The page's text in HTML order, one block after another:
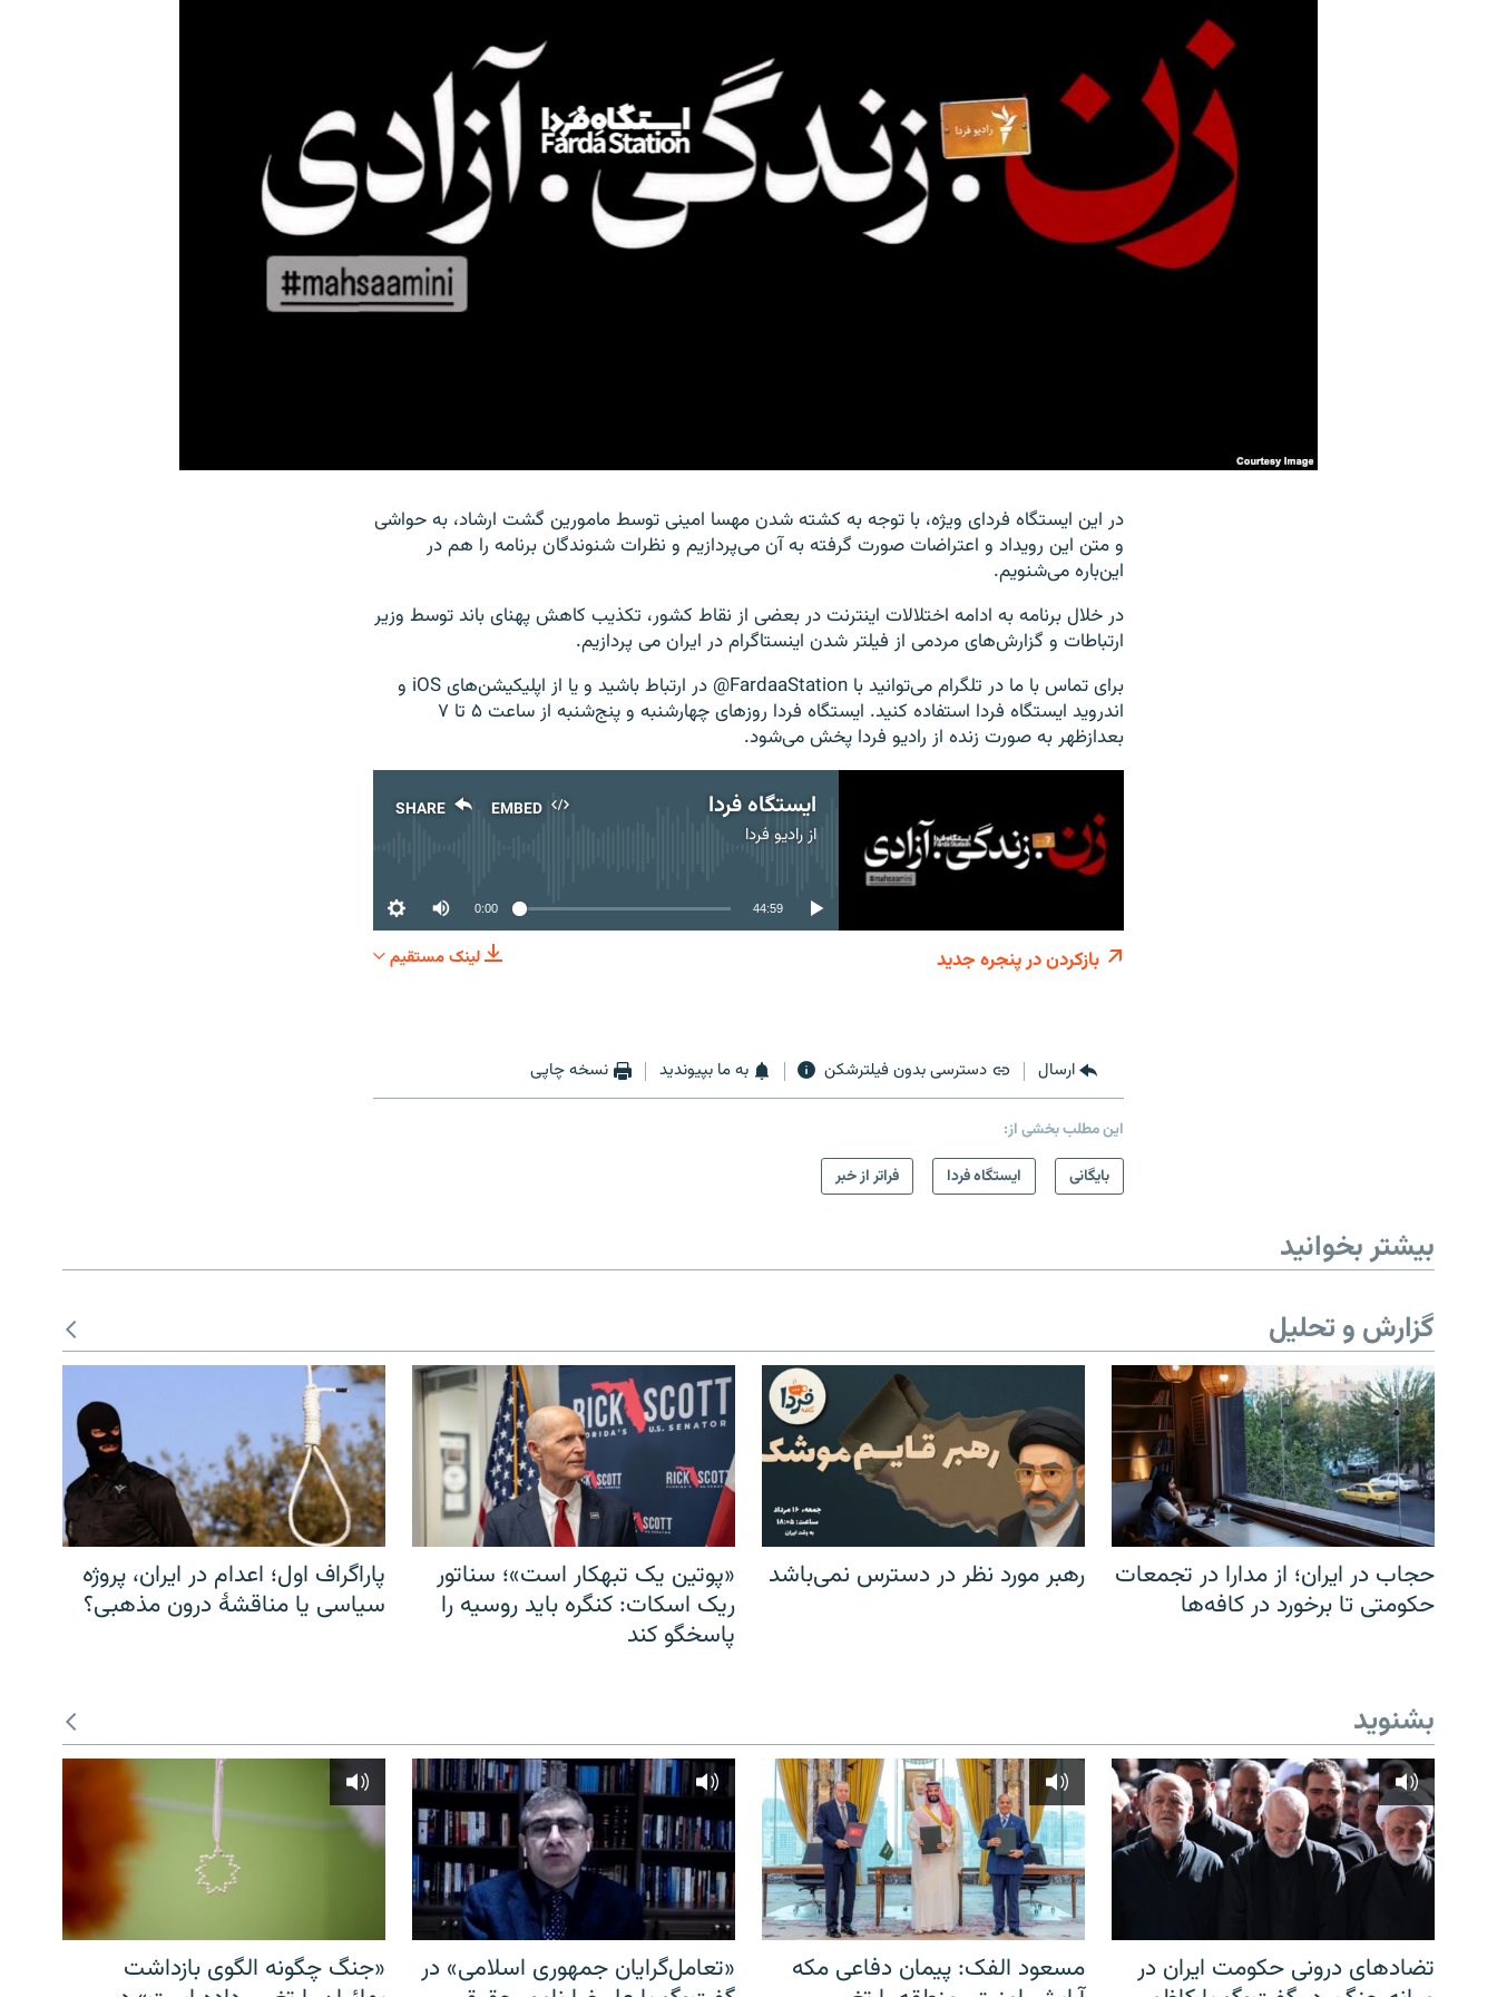
در این ایستگاه فردای ویژه، با توجه به کشته شدن مهسا امینی توسط مامورین گشت ارشاد، به حواشی
و متن این رویداد و اعتراضات صورت گرفته به آن می‌پردازیم و نظرات شنوندگان برنامه را هم در
این‌باره می‌شنویم.
در خلال برنامه به ادامه اختلالات اینترنت در بعضی از نقاط کشور، تکذیب کاهش پهنای باند توسط وزیر
ارتباطات و گزارش‌های مردمی از فیلتر شدن اینستاگرام در ایران می پردازیم.
برای تماس با ما در تلگرام می‌توانید با FardaaStation@ در ارتباط باشید و یا از اپلیکیشن‌های iOS و
اندروید ایستگاه فردا استفاده کنید. ایستگاه فردا روزهای چهارشنبه و پنج‌شنبه از ساعت ۵ تا ۷
بعدازظهر به صورت زنده از رادیو فردا پخش می‌شود.
EMBED
SHARE ایستگاه فردا
ازرادیو فردا
SHARE
No media source currently available
0:00 44:59
لینک مستقیم بازکردن در پنجره جدید
ارسال دسترسی بدون فیلترشکن به ما بپیوندید نسخه چاپی
این مطلب بخشی از:
بایگانی
ایستگاه فردا فراتر از خبر
بیشتر بخوانید
گزارش و تحلیل
حجاب در ایران؛ از مدارا در تجمعات
حکومتی تا برخورد در کافه‌ها
رهبر مورد نظر در دسترس نمی‌باشد
«پوتین یک تبهکار است»؛ سناتور
ریک اسکات: کنگره باید روسیه را
پاسخگو کند
پاراگراف اول؛ اعدام در ایران، پروژه
سیاسی یا مناقشهٔ درون مذهبی؟
بشنوید
تضادهای درونی حکومت ایران در
مسعود الفک: پیمان دفاعی مکه
«تعامل‌گرایان جمهوری اسلامی» در
«جنگ چگونه الگوی بازداشت